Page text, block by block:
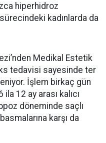
hiperhidroz
kadınlarda da
Medikal Estetik
tedavisi sayesinde ter
İşlem birkaç gün
12 ay arası kalıcı
döneminde saçlı
karşı da